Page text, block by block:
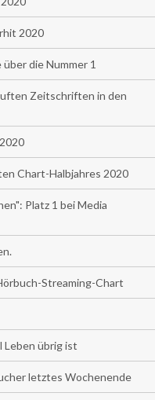
2020
die Nummer 1
Zeitschriften in den
Chart-Halbjahres 2020
Platz 1 bei Media
Streaming-Chart
Leben übrig ist
letztes Wochenende